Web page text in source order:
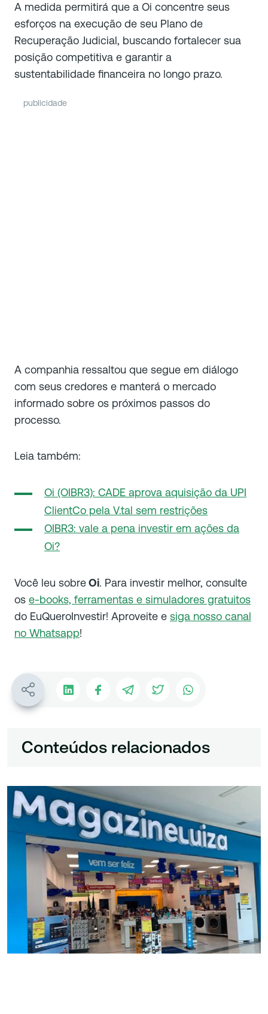
A medida permitirá que a Oi concentre seus
esforços na execução de seu Plano de
Recuperação Judicial, buscando fortalecer sua
posição competitiva e garantir a
sustentabilidade financeira no longo prazo.
publicidade
A companhia ressaltou que segue em diálogo
com seus credores e manterá o mercado
informado sobre os próximos passos do
processo.
Leia também:
Oi (OIBR3): CADE aprova aquisição da UPI
ClientCo pela V.tal sem restrições
OIBR3: vale a pena investir em ações da
Oi?
Você leu sobreOi. Para investir melhor, consulte
os e-books, ferramentas e simuladores gratuitos
do EuQueroInvestir! Aproveite e siga nosso canal
no Whatsapp!
Conteúdos relacionados